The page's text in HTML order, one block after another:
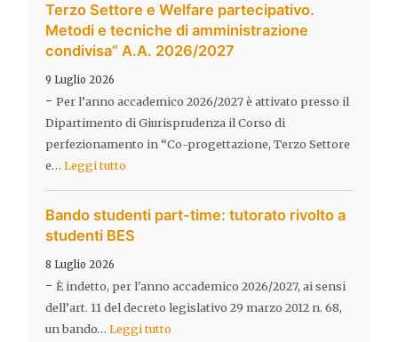
Terzo Settore e Welfare partecipativo.
Metodi e tecniche di amministrazione
condivisa” A.A. 2026/2027
9 Luglio 2026
- Per l’anno accademico 2026/2027 è attivato presso il
Dipartimento di Giurisprudenza il Corso di
perfezionamento in “Co-progettazione, Terzo Settore
e…Leggi tutto
Bando studenti part-time: tutorato rivolto a
studenti BES
8 Luglio 2026
- È indetto, per l'anno accademico 2026/2027, ai sensi
dell’art. 11 del decreto legislativo 29 marzo 2012 n. 68,
un bando…Leggi tutto